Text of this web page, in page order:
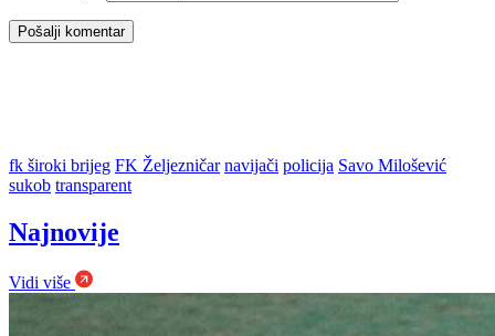
fk široki brijeg FK Željezničar navijači policija Savo Milošević
sukob transparent
Najnovije
Vidi više